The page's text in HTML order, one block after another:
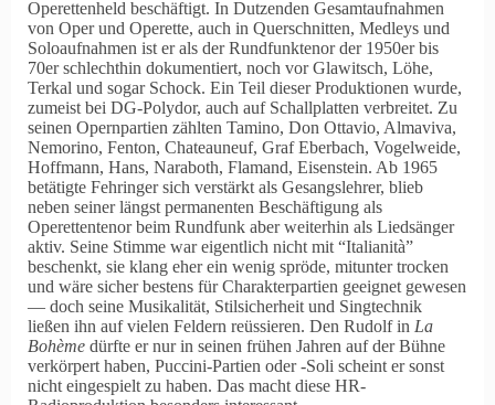
Operettenheld beschäftigt. In Dutzenden Gesamtaufnahmen
von Oper und Operette, auch in Querschnitten, Medleys und
Soloaufnahmen ist er als der Rundfunktenor der 1950er bis
70er schlechthin dokumentiert, noch vor Glawitsch, Löhe,
Terkal und sogar Schock. Ein Teil dieser Produktionen wurde,
zumeist bei DG-Polydor, auch auf Schallplatten verbreitet. Zu
seinen Opernpartien zählten Tamino, Don Ottavio, Almaviva,
Nemorino, Fenton, Chateauneuf, Graf Eberbach, Vogelweide,
Hoffmann, Hans, Naraboth, Flamand, Eisenstein. Ab 1965
betätigte Fehringer sich verstärkt als Gesangslehrer, blieb
neben seiner längst permanenten Beschäftigung als
Operettentenor beim Rundfunk aber weiterhin als Liedsänger
aktiv. Seine Stimme war eigentlich nicht mit Italianità
beschenkt, sie klang eher ein wenig spröde, mitunter trocken
und wäre sicher bestens für Charakterpartien geeignet gewesen
— doch seine Musikalität, Stilsicherheit und Singtechnik
ließen ihn auf vielen Feldern reüssieren. Den Rudolf in La
Bohème dürfte er nur in seinen frühen Jahren auf der Bühne
verkörpert haben, Puccini-Partien oder ‑Soli scheint er sonst
nicht eingespielt zu haben. Das macht diese HR-